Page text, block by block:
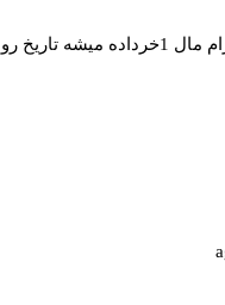
سلام بنده تازه پست کردم تاریخ اعزام مال 1خرداده میشه تاریخ رو